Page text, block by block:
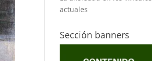
actuales
Sección banners